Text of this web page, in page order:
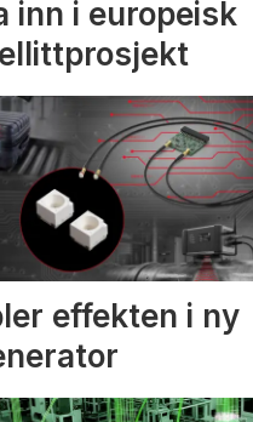
inn i europeisk
effekten i ny